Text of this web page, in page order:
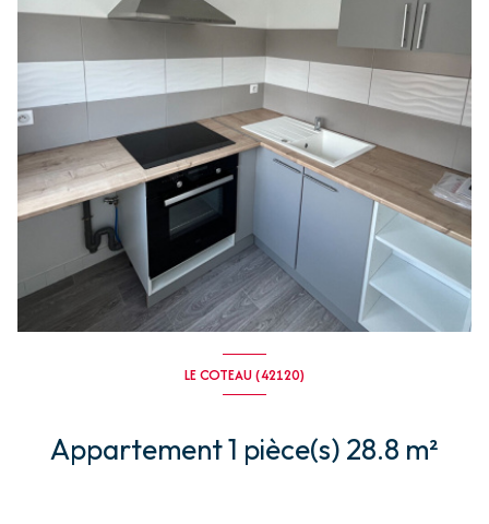
LE COTEAU (42120)
Appartement 1 pièce(s) 28.8 m²